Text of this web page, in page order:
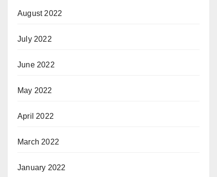
August 2022
July 2022
June 2022
May 2022
April 2022
March 2022
January 2022